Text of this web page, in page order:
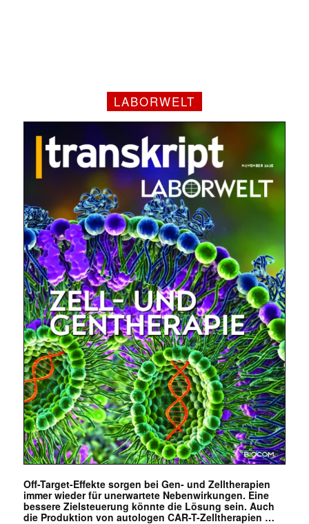
LABORWELT
Off-Target-Effekte sorgen bei Gen- und Zelltherapien
immer wieder für unerwartete Nebenwirkungen. Eine
bessere Zielsteuerung könnte die Lösung sein. Auch
die Produktion von autologen CAR-T-Zelltherapien …